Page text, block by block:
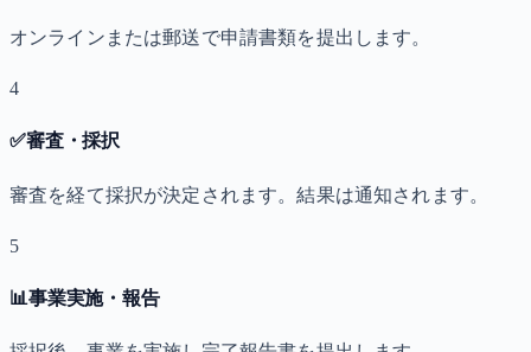
オンラインまたは郵送で申請書類を提出します。
4
✅審査・採択
審査を経て採択が決定されます。結果は通知されます。
5
📊事業実施・報告